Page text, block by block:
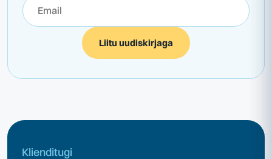
Liitu uudiskirjaga
Klienditugi